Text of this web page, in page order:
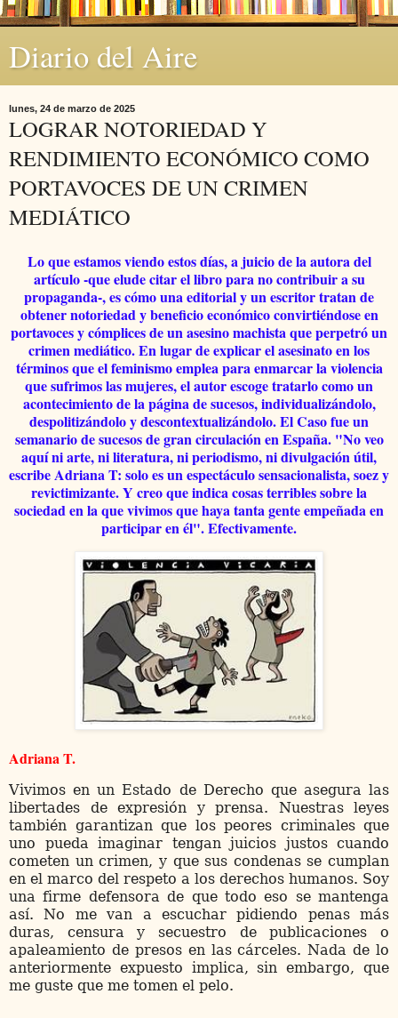
Diario del Aire
lunes, 24 de marzo de 2025
LOGRAR NOTORIEDAD Y
RENDIMIENTO ECONÓMICO COMO
PORTAVOCES DE UN CRIMEN
MEDIÁTICO
Lo que estamos viendo estos días, a juicio de la autora del
artículo -que elude citar el libro para no contribuir a su
propaganda-, es cómo una editorial y un escritor tratan de
obtener notoriedad y beneficio económico convirtiéndose en
portavoces y cómplices de un asesino machista que perpetró un
crimen mediático. En lugar de explicar el asesinato en los
términos que el feminismo emplea para enmarcar la violencia
que sufrimos las mujeres, el autor escoge tratarlo como un
acontecimiento de la página de sucesos, individualizándolo,
despolitizándolo y descontextualizándolo. El Caso fue un
semanario de sucesos de gran circulación en España. "No veo
aquí ni arte, ni literatura, ni periodismo, ni divulgación útil,
escribe Adriana T: solo es un espectáculo sensacionalista, soez y
revictimizante. Y creo que indica cosas terribles sobre la
sociedad en la que vivimos que haya tanta gente empeñada en
participar en él". Efectivamente.
Adriana T.
Vivimos en un Estado de Derecho que asegura las
libertades de expresión y prensa. Nuestras leyes
también garantizan que los peores criminales que
uno pueda imaginar tengan juicios justos cuando
cometen un crimen, y que sus condenas se cumplan
en el marco del respeto a los derechos humanos. Soy
una firme defensora de que todo eso se mantenga
así. No me van a escuchar pidiendo penas más
duras, censura y secuestro de publicaciones o
apaleamiento de presos en las cárceles. Nada de lo
anteriormente expuesto implica, sin embargo, que
me guste que me tomen el pelo.